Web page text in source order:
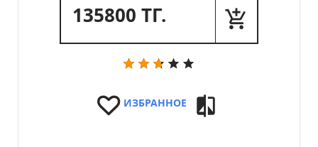
135800 ТГ.
ИЗБРАННОЕ